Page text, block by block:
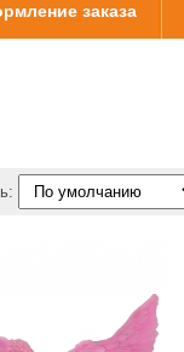
заказа